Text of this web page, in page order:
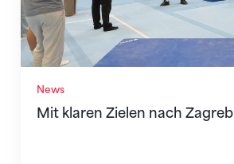
News
Mit klaren Zielen nach Zagreb